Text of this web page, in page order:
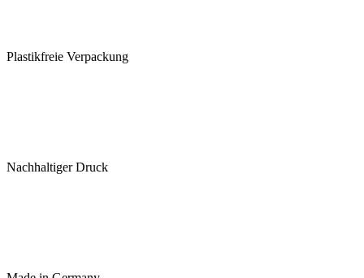
Plastikfreie Verpackung
Nachhaltiger Druck